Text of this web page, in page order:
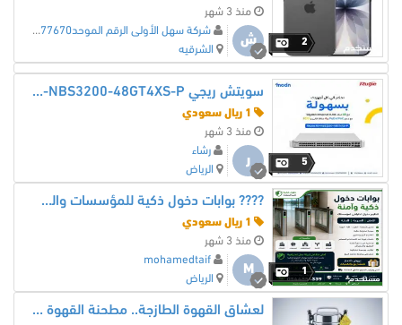
2
منذ 3 شهر
ش
شركة سهل الأولى الرقم الموحد7038477670
الشرقيه
5
سويتش ريجي Reyee RG-NBS3200-48GT4XS-P
منذ 3 شهر
ر
رشاء
الرياض
1
???? بوابات دخول ذكية للمؤسسات والشركات بأعلى مستوى أمان وجودة ????
منذ 3 شهر
M
mohamedtaif
الرياض
لعشاق القهوة الطازجة.. مطحنة القهوة والبهارات الاستانلس (عرض خاص لفترة محدودة)